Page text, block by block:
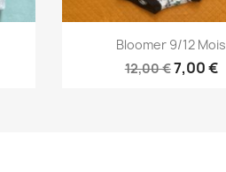
Aperçu rapide
Bloomer 9/12 Mois
12,00 €7,00 €